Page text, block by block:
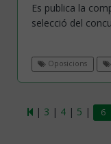
Es publica la
selecció del
Oposicions
| 3 | 4 | 5 | 6